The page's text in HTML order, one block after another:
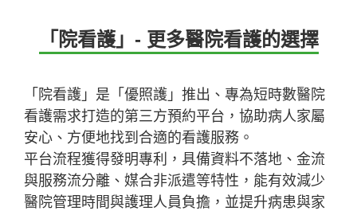
「院看護」- 更多醫院看護的選擇
「院看護」是「優照護」推出、專為短時數醫院
看護需求打造的第三方預約平台，協助病人家屬
安心、方便地找到合適的看護服務。
平台流程獲得發明專利，具備資料不落地、金流
與服務流分離、媒合非派遣等特性，能有效減少
醫院管理時間與護理人員負擔，並提升病患與家